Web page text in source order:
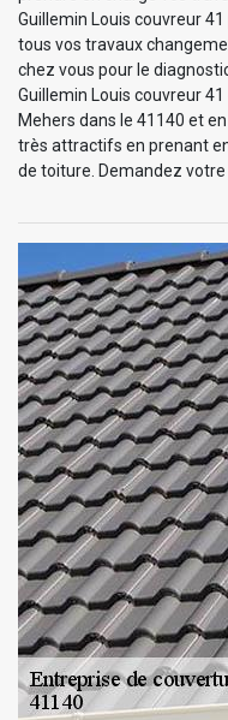
Guillemin Louis couvreur
tous vos travaux
chez vous pour le
Guillemin Louis couvreur
Mehers dans le 41140 et
très attractifs en prenant
de toiture. Demandez